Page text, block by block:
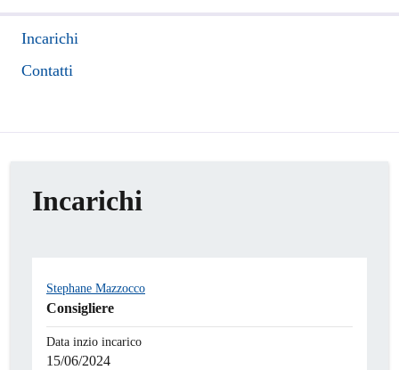
Incarichi
Contatti
Incarichi
Stephane Mazzocco
Consigliere
Data inzio incarico
15/06/2024